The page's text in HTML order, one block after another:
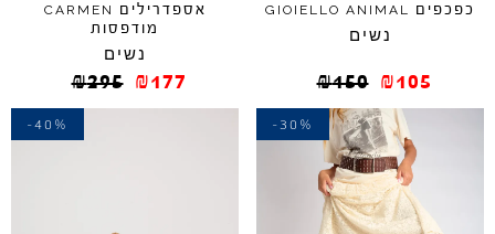
כפכפים GIOIELLO ANIMAL
נשים
₪150 ₪105
אספדרילים CARMEN
מודפסות
נשים
₪295 ₪177
-30%
-40%